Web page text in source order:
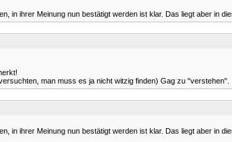
in ihrer Meinung nun bestätigt werden ist klar. Das liegt aber in
man muss es ja nicht witzig finden) Gag zu "verstehen".
in ihrer Meinung nun bestätigt werden ist klar. Das liegt aber in